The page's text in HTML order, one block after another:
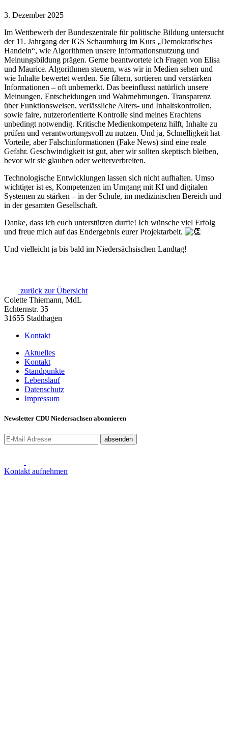
3. Dezember 2025
Im Wettbewerb der Bundeszentrale für politische Bildung untersucht
der 11. Jahrgang der IGS Schaumburg im Kurs „Demokratisches
Handeln“, wie Algorithmen unsere Informationsnutzung und
Meinungsbildung prägen. Gerne beantwortete ich Fragen von Elisa
und Maurice. Algorithmen steuern, was wir in Medien sehen und
wie Inhalte bewertet werden. Sie filtern, sortieren und verstärken
Informationen – oft unbemerkt. Das beeinflusst natürlich unsere
Meinungen, Entscheidungen und Wahrnehmungen. Transparenz
über Funktionsweisen, verlässliche Alters- und Inhaltskontrollen,
sowie faire, nutzerorientierte Kontrolle sind meines Erachtens
unbedingt notwendig. Kritische Medienkompetenz hilft, Inhalte zu
prüfen und verantwortungsvoll zu nutzen. Und ja, Schnelligkeit hat
Vorteile, aber Falschinformationen (Fake News) sind eine reale
Gefahr. Geschwindigkeit ist gut, aber wir sollten skeptisch bleiben,
bevor wir sie glauben oder weiterverbreiten.
Technologische Entwicklungen lassen sich nicht aufhalten. Umso
wichtiger ist es, Kompetenzen im Umgang mit KI und digitalen
Systemen zu stärken – in der Schule, im medizinischen Bereich und
in der gesamten Gesellschaft.
Danke, dass ich euch unterstützen durfte! Ich wünsche viel Erfolg
und freue mich auf das Endergebnis eurer Projektarbeit.
Und vielleicht ja bis bald im Niedersächsischen Landtag!
zurück zur Übersicht
Colette Thiemann, MdL
Echternstr. 35
31655 Stadthagen
Kontakt
Aktuelles
Kontakt
Standpunkte
Lebenslauf
Datenschutz
Impressum
Newsletter CDU Niedersachsen abonnieren
absenden
Kontakt aufnehmen